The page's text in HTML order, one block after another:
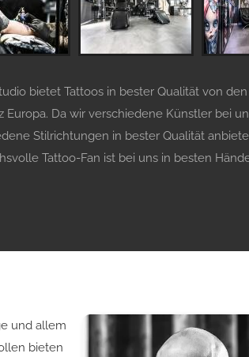
bietet Tattoos in bester Qualität von
Europa. Da wir verschiedene Künstler bei
Stilrichtungen in bester Qualität
Tattoo-Fan ist bei uns in besten
und allem
bieten